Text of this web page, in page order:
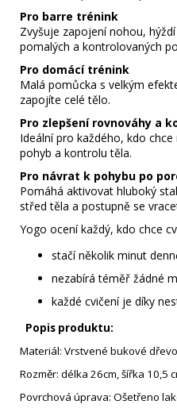
Pro barre trénink
Zvyšuje zapojení nohou,
pomalých a kontrolovaných
Pro domácí trénink
Malá pomůcka s velkým
zapojíte celé tělo.
Pro zlepšení rovnováhy a
Ideální pro každého, kdo
pohyb a kontrolu těla.
Pro návrat k pohybu po
Pomáhá aktivovat hluboký
střed těla a postupně se
Yogo ocení každý, kdo chce
stačí několik minut
nezabírá téměř žádné
každé cvičení je díky
Popis produktu:
Materiál: Vrstvené bukové dřevo
Rozměr: délka 26cm, šířka 10,5
Povrchová úprava: Ošetřeno